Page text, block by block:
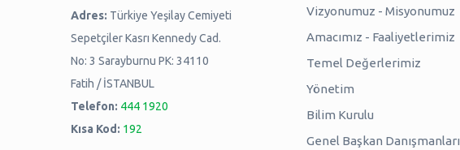
Adres: Türkiye Yeşilay Cemiyeti
Sepetçiler Kasrı Kennedy Cad.
No: 3 Sarayburnu PK: 34110
Fatih / İSTANBUL
Telefon: 444 1920
Kısa Kod: 192
Vizyonumuz - Misyonumuz
Amacımız - Faaliyetlerimiz
Temel Değerlerimiz
Yönetim
Bilim Kurulu
Genel Başkan Danışmanları